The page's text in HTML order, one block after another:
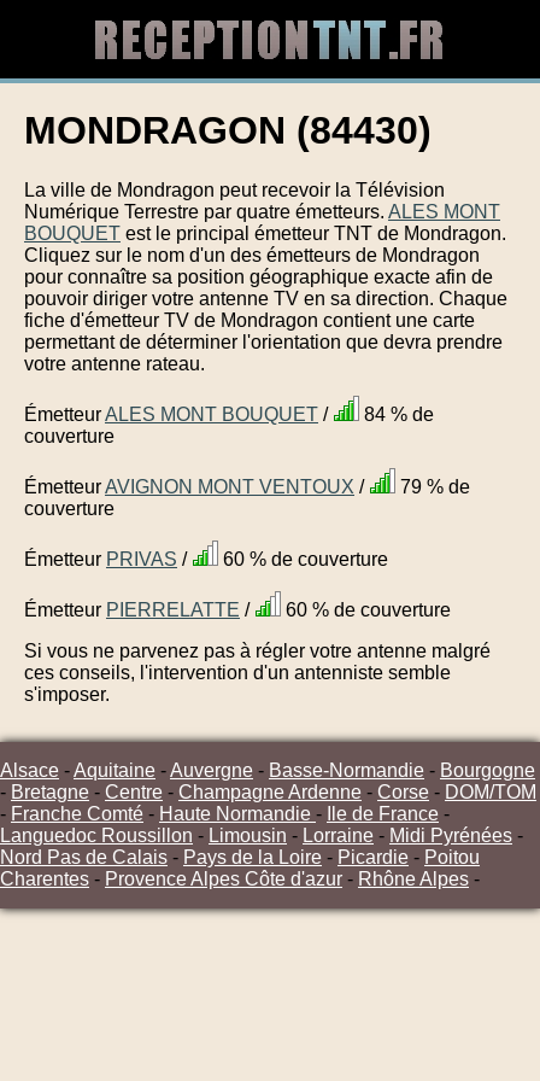
MONDRAGON (84430)
La ville de Mondragon peut recevoir la Télévision
Numérique Terrestre par quatre émetteurs. ALES MONT
BOUQUET est le principal émetteur TNT de Mondragon.
Cliquez sur le nom d'un des émetteurs de Mondragon
pour connaître sa position géographique exacte afin de
pouvoir diriger votre antenne TV en sa direction. Chaque
fiche d'émetteur TV de Mondragon contient une carte
permettant de déterminer l'orientation que devra prendre
votre antenne rateau.
ÉmetteurALES MONT BOUQUET /
84 % de
couverture
ÉmetteurAVIGNON MONT VENTOUX /
79 % de
couverture
Émetteur PRIVAS / 60 % de couverture
Émetteur PIERRELATTE /
60 % de couverture
Si vous ne parvenez pas à régler votre antenne malgré
ces conseils, l'intervention d'un antenniste semble
s'imposer.
Alsace -Aquitaine -Auvergne - Basse-Normandie - Bourgogne
- Bretagne - Centre - Champagne Ardenne - Corse - DOM/TOM
- Franche Comté - Haute Normandie - Ile de France -
Languedoc Roussillon - Limousin - Lorraine - Midi Pyrénées -
Nord Pas de Calais - Pays de la Loire - Picardie - Poitou
Charentes - Provence Alpes Côte d'azur - Rhône Alpes -